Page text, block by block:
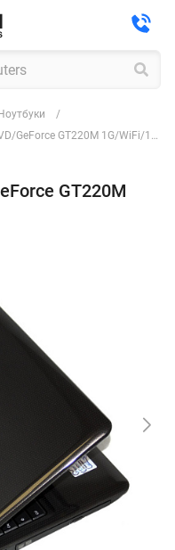
Ноутбуки
Ноутбук Asus K61IC T4400/2Gb/250Gb/DVD/GeForce GT220M 1G/WiFi/16"HD/Win7 HB
GT220M